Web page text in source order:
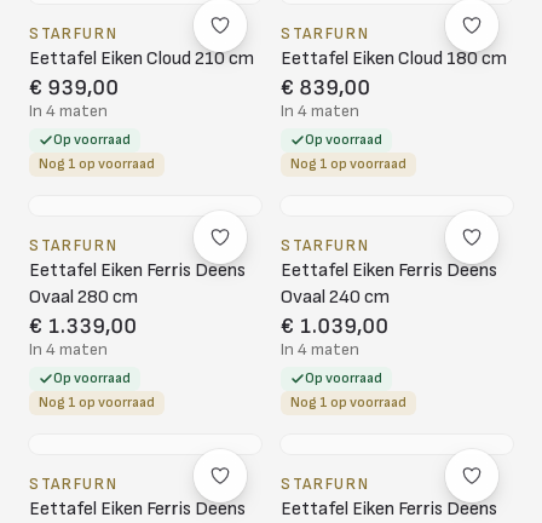
STARFURN
Eettafel Eiken Cloud 210 cm
€ 939,00
In 4 maten
Op voorraad
Nog 1 op voorraad
STARFURN
Eettafel Eiken Cloud 180 cm
€ 839,00
In 4 maten
Op voorraad
Nog 1 op voorraad
STARFURN
Eettafel Eiken Ferris Deens
Ovaal 280 cm
€ 1.339,00
In 4 maten
Op voorraad
Nog 1 op voorraad
STARFURN
Eettafel Eiken Ferris Deens
Ovaal 240 cm
€ 1.039,00
In 4 maten
Op voorraad
Nog 1 op voorraad
STARFURN
Eettafel Eiken Ferris Deens
STARFURN
Eettafel Eiken Ferris Deens